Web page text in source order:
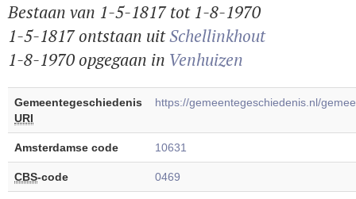
Bestaan van 1-5-1817 tot 1-8-1970
1-5-1817 ontstaan uitSchellinkhout
1-8-1970 opgegaan in Venhuizen
Gemeentegeschiedenis
URI
https://gemeentegeschiedenis.nl/
Amsterdamse code 10631
CBS-code 0469